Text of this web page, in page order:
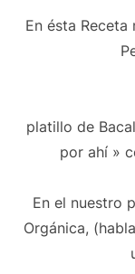
En ésta
Amén de
platillo de
por ahí »
En el nuestro
Orgánica,